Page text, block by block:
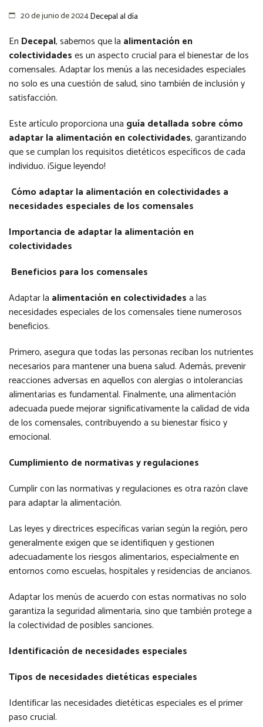
20 de junio de 2024Decepal al día
En Decepal, sabemos que la alimentación en
colectividadeses un aspecto crucial para el bienestar de los
comensales. Adaptar los menús a las necesidades especiales
no solo es una cuestión de salud, sino también de inclusión y
satisfacción.
Este artículo proporciona una guía detallada sobre cómo
adaptar la alimentación en colectividades, garantizando
que se cumplan los requisitos dietéticos específicos de cada
individuo. ¡Sigue leyendo!
Cómo adaptar la alimentación en colectividades a
necesidades especiales de los comensales
Importancia de adaptar la alimentación en
colectividades
Beneficios para los comensales
Adaptar la alimentación en colectividadesa las
necesidades especiales de los comensales tiene numerosos
beneficios.
Primero, asegura que todas las personas reciban los nutrientes
necesarios para mantener una buena salud. Además, prevenir
reacciones adversas en aquellos con alergias o intolerancias
alimentarias es fundamental. Finalmente, una alimentación
adecuada puede mejorar significativamente la calidad de vida
de los comensales, contribuyendo a su bienestar físico y
emocional.
Cumplimiento de normativas y regulaciones
Cumplir con las normativas y regulaciones es otra razón clave
para adaptar la alimentación.
Las leyes y directrices específicas varían según la región, pero
generalmente exigen que se identifiquen y gestionen
adecuadamente los riesgos alimentarios, especialmente en
entornos como escuelas, hospitales y residencias de ancianos.
Adaptar los menús de acuerdo con estas normativas no solo
garantiza la seguridad alimentaria, sino que también protege a
la colectividad de posibles sanciones.
Identificación de necesidades especiales
Tipos de necesidades dietéticas especiales
Identificar las necesidades dietéticas especiales es el primer
paso crucial.